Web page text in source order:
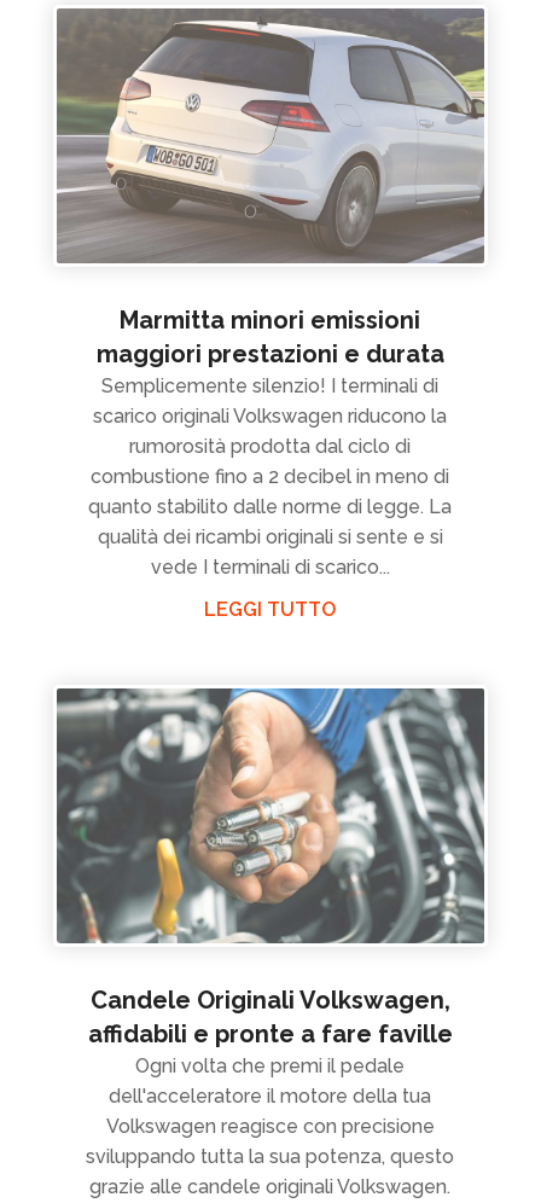
Marmitta minori emissioni
maggiori prestazioni e durata
Semplicemente silenzio! I terminali di
scarico originali Volkswagen riducono la
rumorosità prodotta dal ciclo di
combustione fino a 2 decibel in meno di
quanto stabilito dalle norme di legge. La
qualità dei ricambi originali si sente e si
vede I terminali di scarico...
LEGGI TUTTO
Candele Originali Volkswagen,
affidabili e pronte a fare faville
Ogni volta che premi il pedale
dell'acceleratore il motore della tua
Volkswagen reagisce con precisione
sviluppando tutta la sua potenza, questo
grazie alle candele originali Volkswagen.